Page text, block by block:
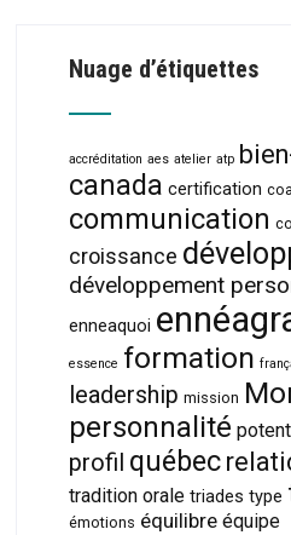
Nuage d’étiquettes
accréditation aes atelier atp
canada certification
communication
croissance
développement
enneaquoi
essence formation
leadership mission
personnalité
profil québec
tradition orale triades type
émotions équilibre équipe